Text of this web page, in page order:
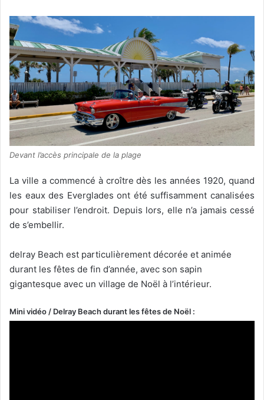
Devant l’accès principale de la plage
La ville a commencé à croître dès les années 1920, quand
les eaux des Everglades ont été suffisamment canalisées
pour stabiliser l’endroit. Depuis lors, elle n’a jamais cessé
de s’embellir.
delray Beach est particulièrement décorée et animée
durant les fêtes de fin d’année, avec son sapin
gigantesque avec un village de Noël à l’intérieur.
Mini vidéo / Delray Beach durant les fêtes de Noël :